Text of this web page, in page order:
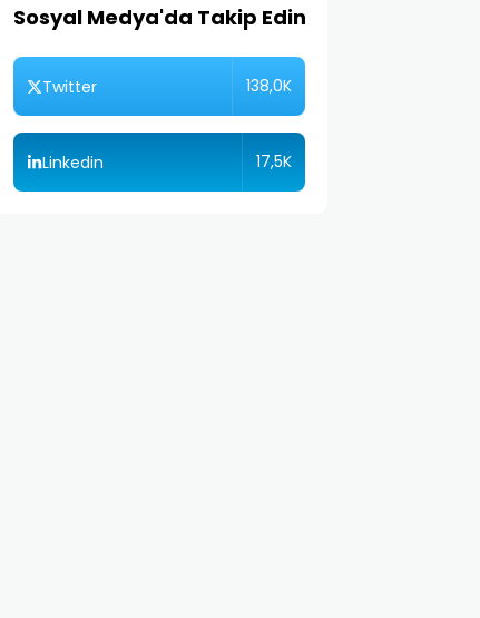
Sosyal Medya'da Takip Edin
Twitter 138,0K
Linkedin 17,5K